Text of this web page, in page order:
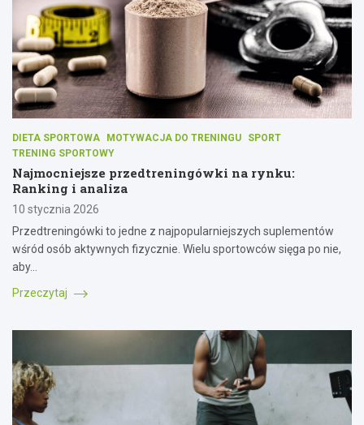
DIETA SPORTOWA MOTYWACJA DO TRENINGU
SPORT
TRENING SPORTOWY
Najmocniejsze przedtreningówki na rynku:
Ranking i analiza
10 stycznia 2026
Przedtreningówki to jedne z najpopularniejszych suplementów
wśród osób aktywnych fizycznie. Wielu sportowców sięga po nie,
aby…
Przeczytaj